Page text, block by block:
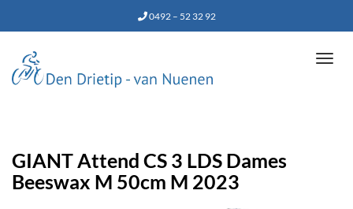
0492 – 52 32 92
GIANT Attend CS 3 LDS Dames
Beeswax M 50cm M 2023